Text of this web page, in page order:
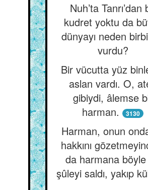
Nuh’ta Tanrı’dan
kudret yoktu da
dünyayı neden
vurdu?
Bir vücutta yüz
aslan vardı. O,
gibiydi, âlemse
harman.
3130
Harman, onun
hakkını
da harmana
şûleyi saldı, yakıp